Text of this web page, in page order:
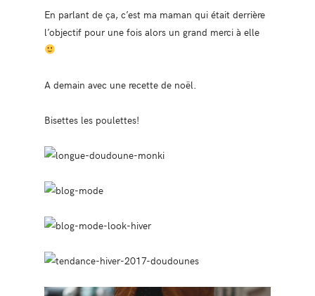
En parlant de ça, c’est ma maman qui était derrière
l’objectif pour une fois alors un grand merci à elle
A demain avec une recette de noël.
Bisettes les poulettes!